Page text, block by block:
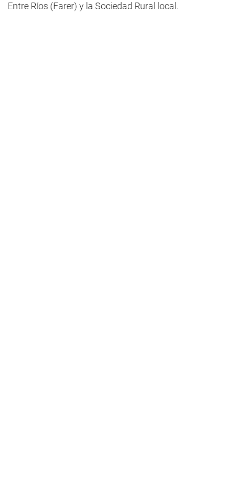
Entre Ríos (Farer) y la Sociedad Rural local.